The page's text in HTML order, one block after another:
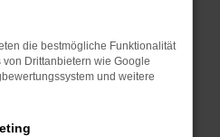
wie Werbeblocker,
bestimmter Seiten
in einem privaten
die bestmögliche Funktionalität
Drittanbietern wie Google
und weitere